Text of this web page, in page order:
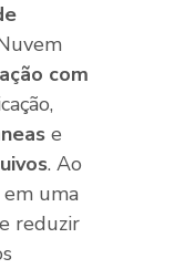
com
e
. Ao
em uma
reduzir